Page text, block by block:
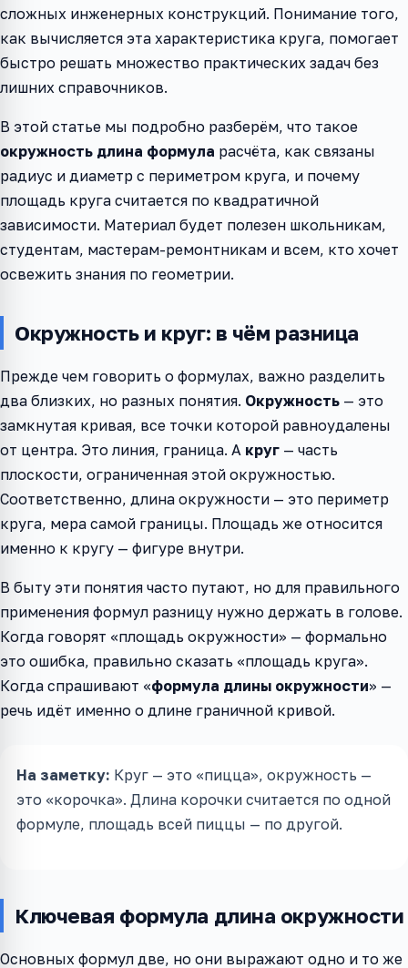
сложных инженерных конструкций. Понимание того,
как вычисляется эта характеристика круга, помогает
быстро решать множество практических задач без
лишних справочников.
В этой статье мы подробно разберём, что такое
окружность длина формула расчёта, как связаны
радиус и диаметр с периметром круга, и почему
площадь круга считается по квадратичной
зависимости. Материал будет полезен школьникам,
студентам, мастерам-ремонтникам и всем, кто хочет
освежить знания по геометрии.
Окружность и круг: в чём разница
Прежде чем говорить о формулах, важно разделить
два близких, но разных понятия. Окружность — это
замкнутая кривая, все точки которой равноудалены
от центра. Это линия, граница. А круг — часть
плоскости, ограниченная этой окружностью.
Соответственно, длина окружности — это периметр
круга, мера самой границы. Площадь же относится
именно к кругу — фигуре внутри.
В быту эти понятия часто путают, но для правильного
применения формул разницу нужно держать в голове.
Когда говорят «площадь окружности» — формально
это ошибка, правильно сказать «площадь круга».
Когда спрашивают «формула длины окружности» —
речь идёт именно о длине граничной кривой.
На заметку: Круг — это «пицца», окружность —
это «корочка». Длина корочки считается по одной
формуле, площадь всей пиццы — по другой.
Ключевая формула длина окружности
Основных формул две, но они выражают одно и то же